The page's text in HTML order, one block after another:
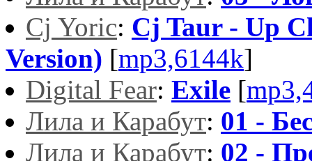
Cj Yoric: Cj Taur - Up
Version) [mp3,6144k]
Digital Fear: Exile [
Лила и Карабут: 01 -
Лила и Карабут: 02 -